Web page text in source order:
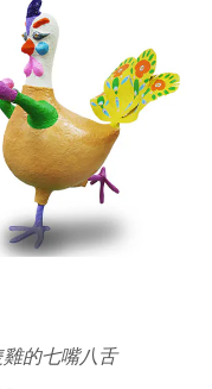
的七嘴八舌